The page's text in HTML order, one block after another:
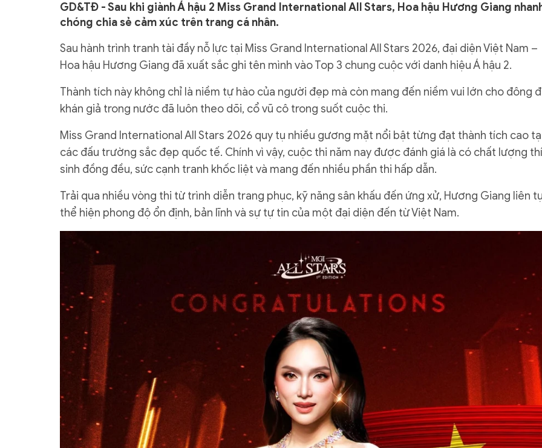
GD&TĐ - Sau khi giành Á hậu 2 Miss Grand International All Stars, Hoa hậu Hương Giang
chóng chia sẻ cảm xúc trên trang cá nhân.
Sau hành trình tranh tài đầy nỗ lực tại Miss Grand International All Stars 2026, đại diện Việt Nam –
Hoa hậu Hương Giang đã xuất sắc ghi tên mình vào Top 3 chung cuộc với danh hiệu Á hậu 2.
Thành tích này không chỉ là niềm tự hào của người đẹp mà còn mang đến niềm vui lớn cho đông
khán giả trong nước đã luôn theo dõi, cổ vũ cô trong suốt cuộc thi.
Miss Grand International All Stars 2026 quy tụ nhiều gương mặt nổi bật từng đạt thành tích cao
các đấu trường sắc đẹp quốc tế. Chính vì vậy, cuộc thi năm nay được đánh giá là có chất lượng thí
sinh đồng đều, sức cạnh tranh khốc liệt và mang đến nhiều phần thi hấp dẫn.
Trải qua nhiều vòng thi từ trình diễn trang phục, kỹ năng sân khấu đến ứng xử, Hương Giang liên
thể hiện phong độ ổn định, bản lĩnh và sự tự tin của một đại diện đến từ Việt Nam.